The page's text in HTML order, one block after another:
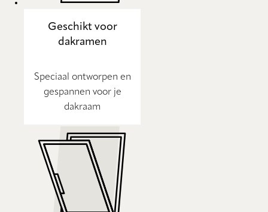
Geschikt voor
dakramen
Speciaal ontworpen en
gespannen voor je
dakraam